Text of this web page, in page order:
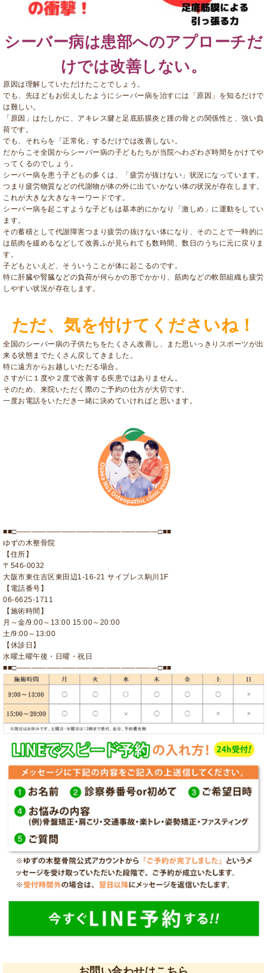
シーバー病は患部へのアプローチだ
けでは改善しない。
原因は理解していただけたことでしょう。
でも、先ほどもお伝えしたようにシーバー病を治すには「原因」を知るだけで
は難しい。
「原因」はたしかに、アキレス腱と足底筋膜炎と踵の骨との関係性と、強い負
荷です。
でも、それらを「正常化」するだけでは改善しない。
だからこそ全国からシーバー病の子どもたちが当院へわざわざ時間をかけてや
ってくるのでしょう。
シーバー病を患う子どもの多くは、「疲労が抜けない」状況になっています。
つまり疲労物質などの代謝物が体の外に出ていかない体の状況が存在します。
これが大きな大きなキーワードです。
シーバー病を起こすような子どもは基本的にかなり「激しめ」に運動をしてい
ます。
その蓄積として代謝障害つまり疲労の抜けない体になり、そのことで一時的に
は筋肉を緩めるなどして改善ふが見られても数時間、数日のうちに元に戻りま
す。
子どもといえど、そういうことが体に起こるのです。
特に肝臓や腎臓などの負荷が何らかの形でかかり、筋肉などの軟部組織も疲労
しやすい状況が存在します。
ただ、気を付けてくださいね！
全国のシーバー病の子供たちをたくさん改善し、また思いっきりスポーツが出
来る状態までたくさん戻してきました。
特に遠方からお越しいただる場合。
さすがに１度や２度で改善する疾患ではありません。
そのため、来院いただく際のご予約の仕方が大切です。
一度お電話をいただき一緒に決めていければと思います。
■■□―――――――――――――――――――□■■
ゆずの木整骨院
【住所】
〒546-0032
大阪市東住吉区東田辺1-16-21 サイプレス駒川1F
【電話番号】
06-6625-1711
【施術時間】
月～金/9:00～13:00 15:00～20:00
土/9:00～13:00
【休診日】
水曜土曜午後・日曜・祝日
■■□―――――――――――――――――――□■■